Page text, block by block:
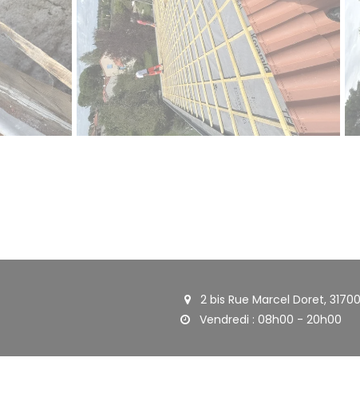
2 bis Rue Marcel Doret,
Vendredi : 08h00 - 20h00